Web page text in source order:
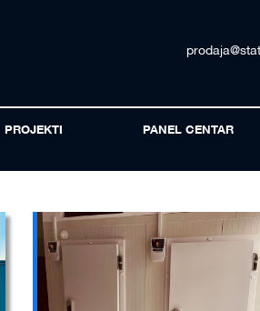
PROJEKTI PANEL CENTAR